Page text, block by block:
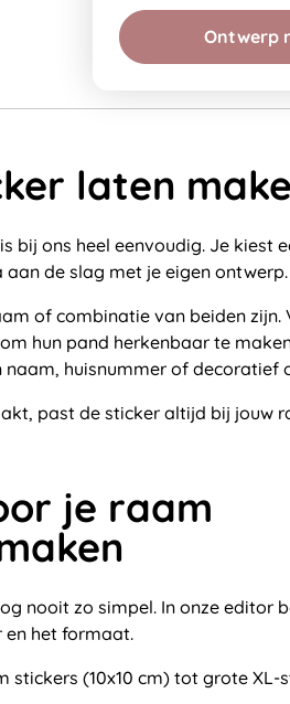
Ontwerp
laten
bij ons heel eenvoudig. Je kiest
de slag met je eigen ontwerp.
of combinatie van beiden zijn.
hun pand herkenbaar te
huisnummer of decoratief
past de sticker altijd bij jouw
je raam
nooit zo simpel. In onze editor
en het formaat.
stickers (10x10 cm) tot grote XL-